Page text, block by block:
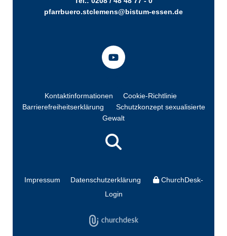
pfarrbuero.stclemens@bistum-essen.de
Kontaktinformationen
Cookie-Richtlinie
Barrierefreiheitserklärung
Schutzkonzept sexualisierte
Gewalt
Impressum Datenschutzerklärung
ChurchDesk-
Login